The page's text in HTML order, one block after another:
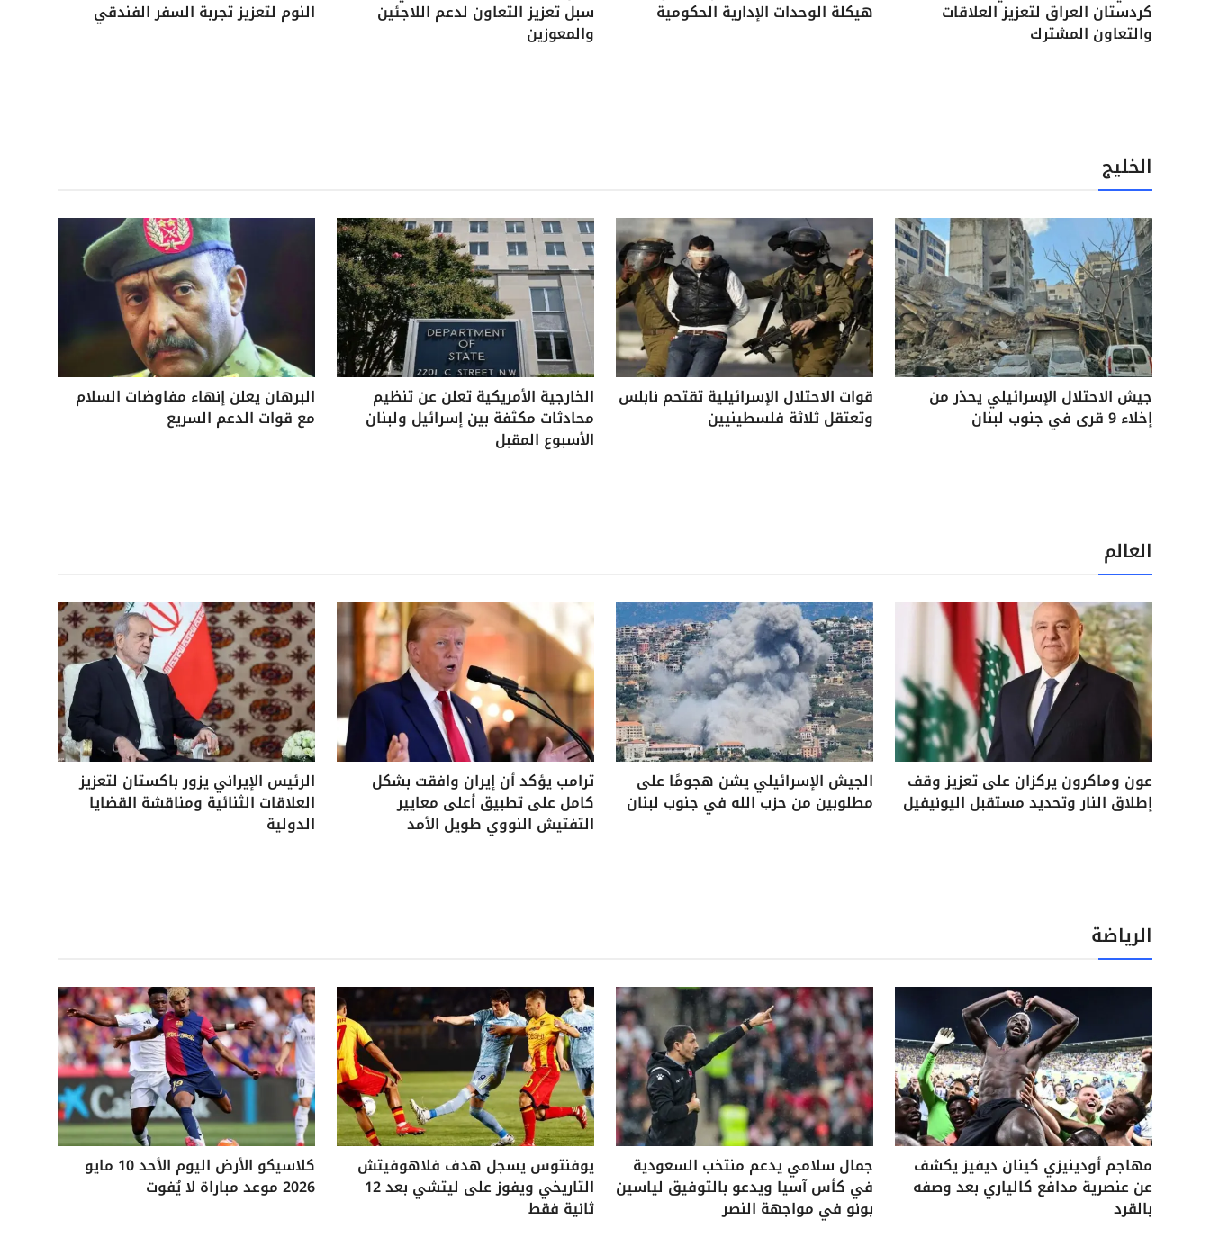
كردستان العراق لتعزيز العلاقات
والتعاون المشترك
هيكلة الوحدات الإدارية الحكومية سبل تعزيز التعاون لدعم اللاجئين
والمعوزين
النوم لتعزيز تجربة السفر الفندقي
الخليج
جيش الاحتلال الإسرائيلي يحذر من
إخلاء 9 قرى في جنوب لبنان
قوات الاحتلال الإسرائيلية تقتحم نابلس
وتعتقل ثلاثة فلسطينيين
الخارجية الأمريكية تعلن عن تنظيم
محادثات مكثفة بين إسرائيل ولبنان
الأسبوع المقبل
البرهان يعلن إنهاء مفاوضات السلام
مع قوات الدعم السريع
العالم
عون وماكرون يركزان على تعزيز وقف
إطلاق النار وتحديد مستقبل اليونيفيل
الجيش الإسرائيلي يشن هجومًا على
مطلوبين من حزب الله في جنوب لبنان
ترامب يؤكد أن إيران وافقت بشكل
كامل على تطبيق أعلى معايير
التفتيش النووي طويل الأمد
الرئيس الإيراني يزور باكستان لتعزيز
العلاقات الثنائية ومناقشة القضايا
الدولية
الرياضة
مهاجم أودينيزي كينان ديفيز يكشف
عن عنصرية مدافع كالياري بعد وصفه
بالقرد
جمال سلامي يدعم منتخب السعودية
في كأس آسيا ويدعو بالتوفيق لياسين
بونو في مواجهة النصر
يوفنتوس يسجل هدف فلاهوفيتش
التاريخي ويفوز على ليتشي بعد 12
ثانية فقط
كلاسيكو الأرض اليوم الأحد 10 مايو
2026 موعد مباراة لا يُفوت